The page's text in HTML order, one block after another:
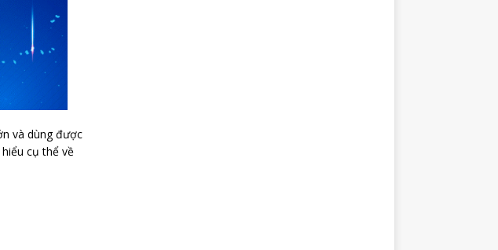
và dùng được
cụ thể về